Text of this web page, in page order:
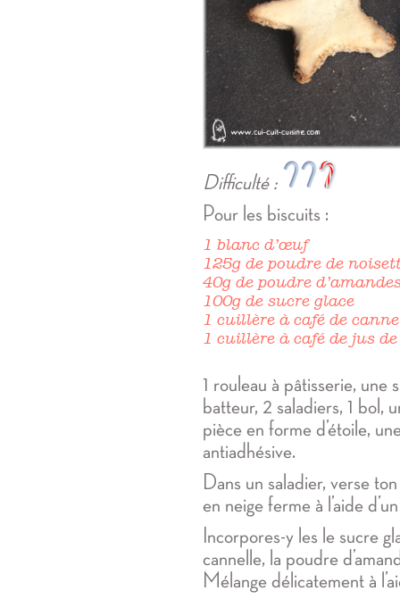
Difficulté :
Pour les biscuits :
1 blanc d’œuf
125g de poudre de
40g de poudre
100g de sucre glace
1 cuillère à café de
1 cuillère à café de jus
1 rouleau à pâtisserie, une
batteur, 2 saladiers, 1 bol,
pièce en forme d’étoile,
antiadhésive.
Dans un saladier, verse
en neige ferme à l’aide
Incorpores-y les le sucre
cannelle, la poudre
Mélange délicatement à